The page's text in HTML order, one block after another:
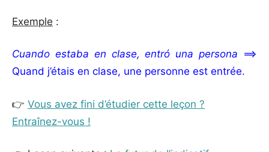
Exemple :
Cuando estaba en clase, entró una persona ==>
Quand j’étais en clase, une personne est entrée.
👉 Vous avez fini d’étudier cette leçon ?
Entraînez-vous !